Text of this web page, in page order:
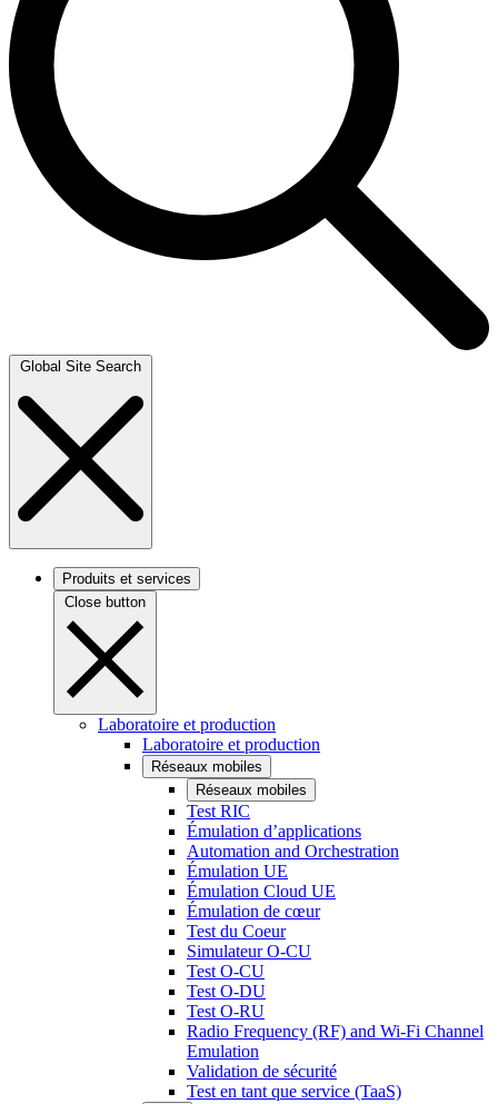
Global Site Search
Produits et services
Close button
Laboratoire et production
Laboratoire et production
Réseaux mobiles
Réseaux mobiles
Test RIC
Émulation d’applications
Automation and Orchestration
Émulation UE
Émulation Cloud UE
Émulation de cœur
Test du Coeur
Simulateur O-CU
Test O-CU
Test O-DU
Test O-RU
Radio Frequency (RF) and Wi-Fi Channel
Emulation
Validation de sécurité
Test en tant que service (TaaS)